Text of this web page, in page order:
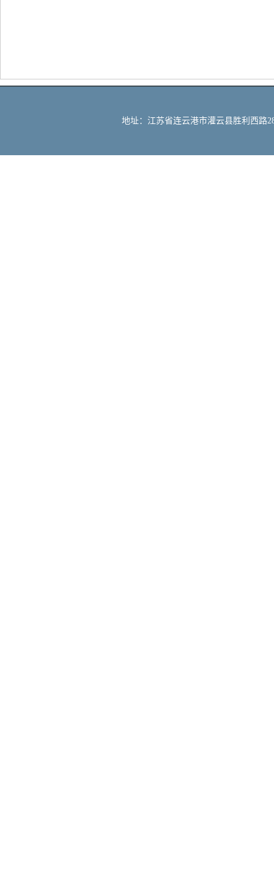
地址：江苏省连云港市灌云县胜利西